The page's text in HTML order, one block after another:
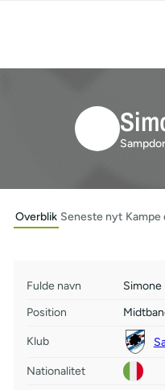
Overblik Seneste nyt
Fulde navn
Simone
Position
Klub
Nationalitet